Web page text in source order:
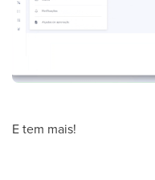
E tem mais!